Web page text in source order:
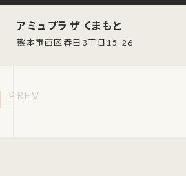
アミュプラザ くまもと
熊本市西区春日3丁目15-26
PREV